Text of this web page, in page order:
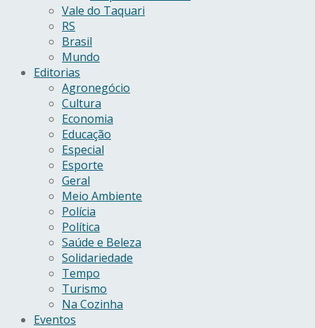
Vale do Taquari
RS
Brasil
Mundo
Editorias
Agronegócio
Cultura
Economia
Educação
Especial
Esporte
Geral
Meio Ambiente
Polícia
Política
Saúde e Beleza
Solidariedade
Tempo
Turismo
Na Cozinha
Eventos